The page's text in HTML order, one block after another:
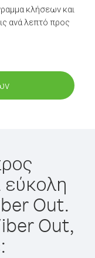
κλήσεων και
ανά λεπτό προς
εύκολη
Out.
Out,